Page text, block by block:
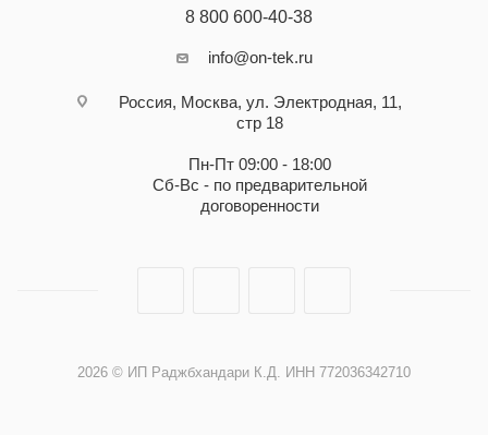
8 800 600-40-38
info@on-tek.ru
Россия, Москва, ул. Электродная, 11,
стр 18
Пн-Пт 09:00 - 18:00
Сб-Вс - по предварительной
договоренности
2026 © ИП Раджбхандари К.Д. ИНН 772036342710